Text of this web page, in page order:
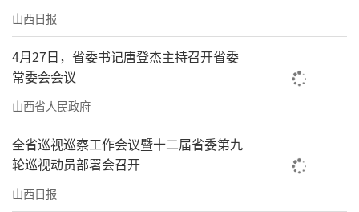
型升级，培育壮大新兴产业和前瞻布局未来产
业，加力实施制造业振兴升级专项行动，加快
消费品工业高质量发展，打造有竞争优势的新
材料和特色装备产业集群，充分发挥产业链、
专业镇、开发区等转型发展平台载体牵引作
用，加快形成体现山西特点、具有比较优势的
现代化产业体系。四是因地制宜推动适度多元
发展。实施特优农业提质增效行动、文旅产业
山西日报
4月27日，省委书记唐登杰主持召开省委
常委会会议
山西省人民政府
全省巡视巡察工作会议暨十二届省委第九
轮巡视动员部署会召开
山西日报